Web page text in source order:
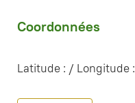
Coordonnées
Latitude : / Longitude :